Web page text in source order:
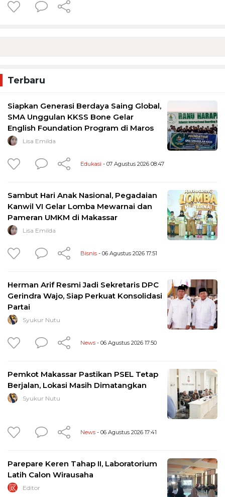
Terbaru
Siapkan Generasi Berdaya Saing Global,
SMA Unggulan KKSS Bone Gelar
English Foundation Program di Maros
Lisa Emilda
Edukasi - 07 Agustus 2026 08:47
Sambut Hari Anak Nasional, Pegadaian
Kanwil VI Gelar Lomba Mewarnai dan
Pameran UMKM di Makassar
Lisa Emilda
Bisnis - 06 Agustus 2026 17:51
Herman Arif Resmi Jadi Sekretaris DPC
Gerindra Wajo, Siap Perkuat Konsolidasi
Partai
Syukur Nutu
News - 06 Agustus 2026 17:50
Pemkot Makassar Pastikan PSEL Tetap
Berjalan, Lokasi Masih Dimatangkan
Syukur Nutu
News - 06 Agustus 2026 17:41
Parepare Keren Tahap II, Laboratorium
Latih Calon Wirausaha
Editor